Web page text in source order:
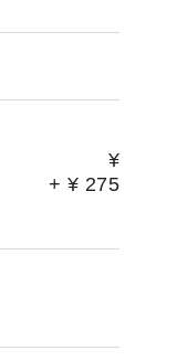
¥
+ ¥ 275